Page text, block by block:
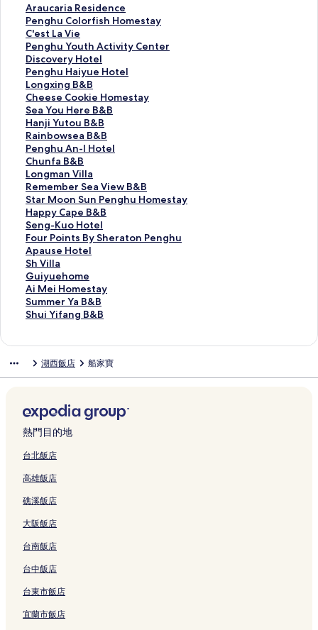
Araucaria Residence
A
r
a
u
c
a
r
i
a
R
e
s
i
d
e
n
c
e
的
連
結
Penghu Colorfish Homestay
P
e
n
g
h
u
C
o
l
o
r
f
i
s
h
H
o
m
e
s
t
a
y
的
C'est La Vie
C
'
e
s
t
L
a
V
i
e
的
連
結
Penghu Youth Activity Center
P
e
n
g
h
u
Y
o
u
t
h
A
c
t
i
v
i
t
y
C
e
n
的
連
Discovery Hotel
D
i
s
c
o
v
e
r
y
H
o
t
e
l
的
連
結
Penghu Haiyue Hotel
P
e
n
g
h
u
H
a
i
y
u
e
H
o
t
e
l
的
連
結
Longxing B&B
L
o
n
g
x
i
n
g
B
&
B
的
連
結
Cheese Cookie Homestay
C
h
e
e
s
e
C
o
o
k
i
e
H
o
m
e
s
t
連
結
Sea You Here B&B
S
e
a
Y
o
u
H
e
r
e
B
&
B
的
連
結
Hanji Yutou B&B
H
a
n
j
i
Y
u
t
o
u
B
&
B
的
連
結
Rainbowsea B&B
R
a
i
n
b
o
w
s
e
a
B
&
B
的
連
Penghu An-I Hotel
P
e
n
g
h
u
A
n
-
I
H
o
t
e
結
Chunfa B&B
C
h
u
n
f
a
B
&
B
的
連
結
Longman Villa
L
o
n
g
m
a
n
V
i
l
l
a
Remember Sea View B&B
R
e
m
e
m
b
e
r
S
e
a
B
的
連
結
Star Moon Sun Penghu Homestay
S
t
a
r
M
o
o
n
S
u
g
H
o
m
e
t
y
的
連
結
Happy Cape B&B
H
a
p
p
y
C
a
p
e
的
連
Seng-Kuo Hotel
S
e
n
g
-
K
u
o
l
結
Four Points By Sheraton Penghu
F
o
u
r
P
o
i
y
e
r
a
t
n
e
n
g
h
的
結
Apause Hotel
A
p
a
u
s
e
l
結
Sh Villa
S
h
V
i
l
連
結
Guiyuehome
G
u
i
y
m
連
結
Ai Mei Homestay
A
i
M
m
t
a
y
的
結
Summer Ya B&B
S
u
Y
&
B
的
連
Shui Yifang B&B
S
i
n
g
B
&
的
結
湖西飯店 船家寶
熱門目的地
台北飯店
高雄飯店
礁溪飯店
大阪飯店
台南飯店
台中飯店
台東市飯店
宜蘭市飯店